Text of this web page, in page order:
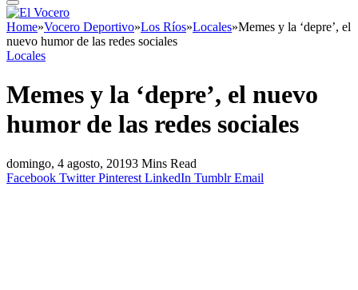
Home»Vocero Deportivo»Los Ríos»Locales»Memes y la ‘depre’, el
nuevo humor de las redes sociales
Locales
Memes y la ‘depre’, el nuevo
humor de las redes sociales
domingo, 4 agosto, 20193 Mins Read
Facebook Twitter Pinterest LinkedIn Tumblr Email